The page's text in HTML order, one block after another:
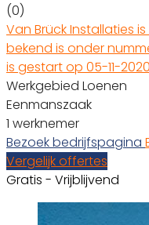
(0)
Van Brück Installaties
bekend is onder
is gestart op 05-11-
Werkgebied Loenen
Eenmanszaak
1 werknemer
Bezoek bedrijfspagina
Vergelijk offertes
Gratis - Vrijblijvend